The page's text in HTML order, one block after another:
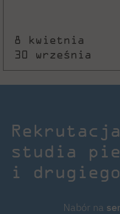
8 kwietnia
30 września
studia
i
Nabór na